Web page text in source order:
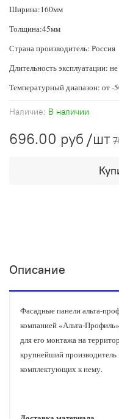
Наличие: В наличии
696.00 руб /шт
Ширина:160мм
Толщина:45мм
Страна производитель: Россия
Длительность эксплуатации:
Температурный диапазон: от -
Описание
Фасадные панели альта-
компанией «Альта-
для его монтажа на
крупнейший производитель
комплектующих к нему.